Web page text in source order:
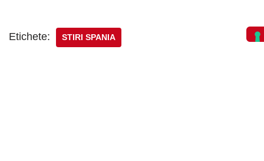
Etichete: STIRI SPANIA